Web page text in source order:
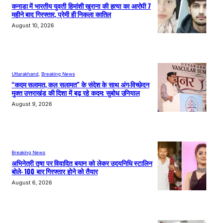
कनाडा में भारतीय युवती हिमांशी खुराना की हत्या का आरोपी 7
महीने बाद गिरफ्तार, प्रेमी ही निकला कातिल
August 10, 2026
Uttarakhand Breaking News
“कदम सलामत, कल सलामत” के संदेश के साथ अंग-विच्छेदन
मुक्त उत्तराखंड की दिशा में बढ़ रहे कदम: सुबोध उनियाल
August 9, 2026
Breaking News
अभिनेत्री तृषा पर विवादित बयान को लेकर उदयनिधि स्टालिन
बोले- 100 बार गिरफ्तार होने को तैयार
August 6, 2026